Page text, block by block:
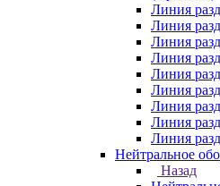
Линия
Линия
Линия
Линия
Линия
Линия
Линия
Линия
Линия
Нейтральное
Назад